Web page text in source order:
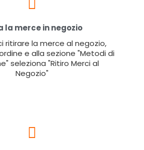
la merce in negozio
ritirare la merce al negozio,
e alla sezione "Metodi di
seleziona "Ritiro Merci al
Negozio"